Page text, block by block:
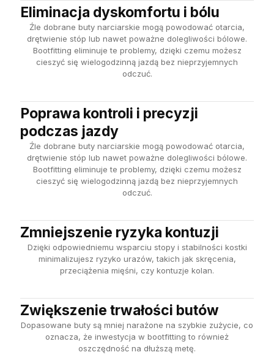
Eliminacja dyskomfortu i bólu
Źle dobrane buty narciarskie mogą powodować otarcia,
drętwienie stóp lub nawet poważne dolegliwości bólowe.
Bootfitting eliminuje te problemy, dzięki czemu możesz
cieszyć się wielogodzinną jazdą bez nieprzyjemnych
odczuć.
Poprawa kontroli i precyzji
podczas jazdy
Źle dobrane buty narciarskie mogą powodować otarcia,
drętwienie stóp lub nawet poważne dolegliwości bólowe.
Bootfitting eliminuje te problemy, dzięki czemu możesz
cieszyć się wielogodzinną jazdą bez nieprzyjemnych
odczuć.
Zmniejszenie ryzyka kontuzji
Dzięki odpowiedniemu wsparciu stopy i stabilności kostki
minimalizujesz ryzyko urazów, takich jak skręcenia,
przeciążenia mięśni, czy kontuzje kolan.
Zwiększenie trwałości butów
Dopasowane buty są mniej narażone na szybkie zużycie, co
oznacza, że inwestycja w bootfitting to również
oszczędność na dłuższą metę.